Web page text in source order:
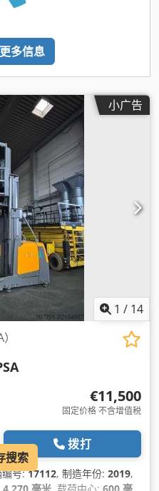
多信息
小广告
1 / 14
€11,500
固定价格 不含增值税
拨打
编号:17112, 制造年份: 2019,
搜索